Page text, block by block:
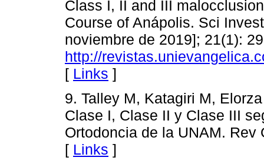
Class I, II and III
Course of Anápolis. Sci
noviembre de 2019]; 21(1):
http://
[ Links ]
9. Talley M, Katagiri M,
Clase I, Clase II y Clase III
Ortodoncia de la UNAM. Rev
[ Links ]